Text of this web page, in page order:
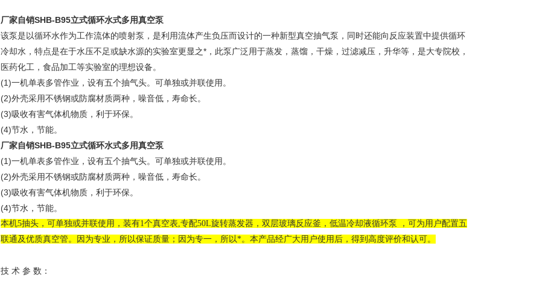
厂家自销SHB-B95立式循环水式多用真空泵
该泵是以循环水作为工作流体的喷射泵，是利用流体产生负压而设计的一种新型真空抽气泵，同时还能向反应装置中提供循环
冷却水，特点是在于水压不足或缺水源的实验室更显之*，此泵广泛用于蒸发，蒸馏，干燥，过滤减压，升华等，是大专院校，
医药化工，食品加工等实验室的理想设备。
(1)一机单表多管作业，设有五个抽气头。可单独或并联使用。
(2)外壳采用不锈钢或防腐材质两种，噪音低，寿命长。
(3)吸收有害气体机物质，利于环保。
(4)节水，节能。
厂家自销SHB-B95立式循环水式多用真空泵
(1)一机单表多管作业，设有五个抽气头。可单独或并联使用。
(2)外壳采用不锈钢或防腐材质两种，噪音低，寿命长。
(3)吸收有害气体机物质，利于环保。
(4)节水，节能。
本机5抽头，可单独或并联使用，装有1个真空表,专配50L旋转蒸发器，双层玻璃反应釜，低温冷却液循环泵 ，可为用户配置五
联通及优质真空管。因为专业，所以保证质量；因为专一，所以*。本产品经广大用户使用后，得到高度评价和认可。
技 术 参 数：